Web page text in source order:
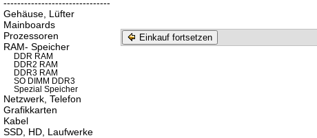
Einkauf fortsetzen
-------------------------------
Gehäuse, Lüfter
Mainboards
Prozessoren
RAM- Speicher
DDR RAM
DDR2 RAM
DDR3 RAM
SO DIMM DDR3
Spezial Speicher
Netzwerk, Telefon
Grafikkarten
Kabel
SSD, HD, Laufwerke